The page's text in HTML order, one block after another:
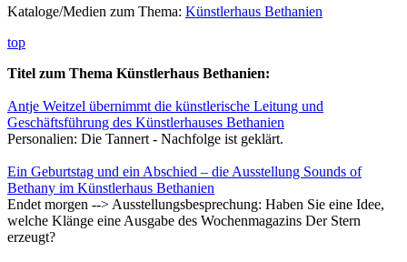
Kataloge/Medien zum Thema: Künstlerhaus Bethanien
top
Titel zum Thema Künstlerhaus Bethanien:
Antje Weitzel übernimmt die künstlerische Leitung und
Geschäftsführung des Künstlerhauses Bethanien
Personalien: Die Tannert - Nachfolge ist geklärt.
Ein Geburtstag und ein Abschied – die Ausstellung Sounds of
Bethany im Künstlerhaus Bethanien
Endet morgen --> Ausstellungsbesprechung: Haben Sie eine Idee,
welche Klänge eine Ausgabe des Wochenmagazins Der Stern
erzeugt?